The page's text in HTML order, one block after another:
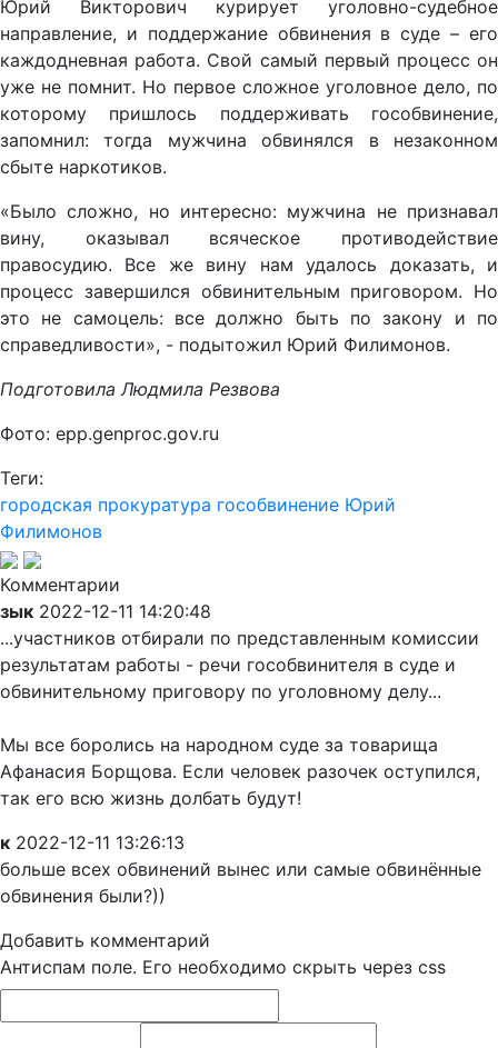
Юрий Викторович курирует уголовно-судебное
направление, и поддержание обвинения в суде – его
каждодневная работа. Свой самый первый процесс он
уже не помнит. Но первое сложное уголовное дело, по
которому пришлось поддерживать гособвинение,
запомнил: тогда мужчина обвинялся в незаконном
сбыте наркотиков.
«Было сложно, но интересно: мужчина не признавал
вину, оказывал всяческое противодействие
правосудию. Все же вину нам удалось доказать, и
процесс завершился обвинительным приговором. Но
это не самоцель: все должно быть по закону и по
справедливости», - подытожил Юрий Филимонов.
Подготовила Людмила Резвова
Фото: epp.genproc.gov.ru
Теги:
городская прокуратура гособвинение Юрий
Филимонов
Комментарии
зык 2022-12-11 14:20:48
...участников отбирали по представленным комиссии
результатам работы - речи гособвинителя в суде и
обвинительному приговору по уголовному делу...
Мы все боролись на народном суде за товарища
Афанасия Борщова. Если человек разочек оступился,
так его всю жизнь долбать будут!
к 2022-12-11 13:26:13
больше всех обвинений вынес или самые обвинённые
обвинения были?))
Добавить комментарий
Антиспам поле. Его необходимо скрыть через css